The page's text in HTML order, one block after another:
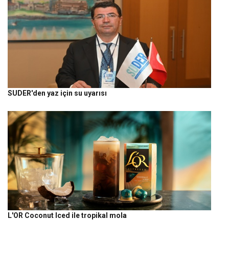
SUDER'den yaz için su uyarısı
L'OR Coconut Iced ile tropikal mola